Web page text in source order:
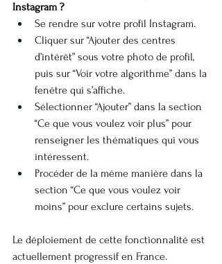
Instagram ?
Se rendre sur votre profil Instagram.
Cliquer sur “Ajouter des centres
d’intérêt” sous votre photo de profil,
puis sur “Voir votre algorithme” dans la
fenêtre qui s’affiche.
Sélectionner “Ajouter” dans la section
“Ce que vous voulez voir plus” pour
renseigner les thématiques qui vous
intéressent.
Procéder de la même manière dans la
section “Ce que vous voulez voir
moins” pour exclure certains sujets.
Le déploiement de cette fonctionnalité est
actuellement progressif en France.